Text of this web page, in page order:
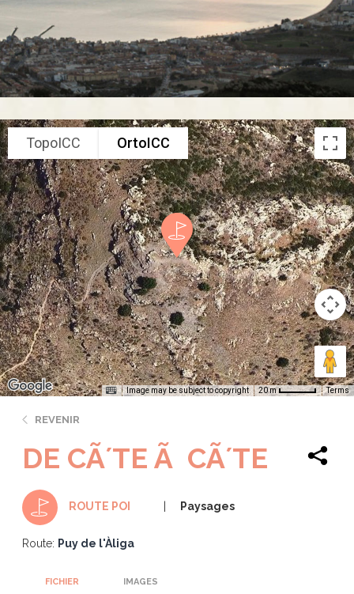
TopoICC OrtoICC
Image may be subject to copyright 20 m Terms
REVENIR
DE CÃ´TE Ã CÃ´TE
ROUTE POI Paysages
Route: Puy de l'Àliga
FICHIER IMAGES